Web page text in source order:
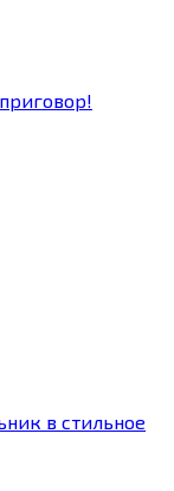
в стильное